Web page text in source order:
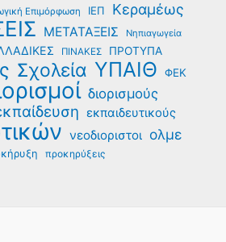
Επιμόρφωση ΙΕΠ Κεραμέως
ΜΕΤΑΤΑΞΕΙΣ
Νηπιαγωγεία
ΠΙΝΑΚΕΣ ΠΡΟΤΥΠΑ
Σχολεία ΥΠΑΙΘ ΦΕΚ
διορισμούς
εκπαιδευτικούς
νεοδιοριστοι ολμε
προκηρύξεις